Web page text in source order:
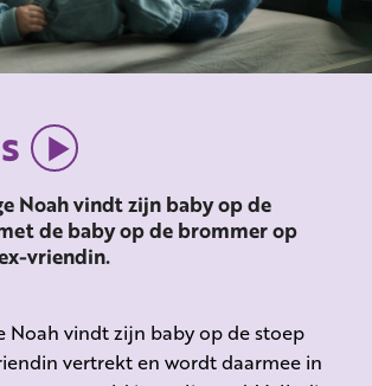
Noah vindt zijn baby op de
de baby op de brommer op
vriendin.
Noah vindt zijn baby op de stoep
vertrekt en wordt daarmee in